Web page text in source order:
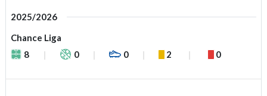
2025/2026
Chance Liga
8
0 0 2 0